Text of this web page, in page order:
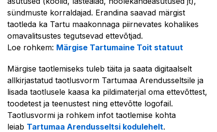
sündmuste korraldajad. Erandina saavad märgist
taotleda ka Tartu maakonnaga piirnevates kohalikes
omavalitsustes tegutsevad ettevõtjad.
Loe rohkem: Märgise Tartumaine Toit statuut
Märgise taotlemiseks tuleb täita ja saata digitaalselt
allkirjastatud taotlusvorm Tartumaa Arendusseltsile ja
lisada taotlusele kaasa ka pildimaterjal oma ettevõttest,
toodetest ja teenustest ning ettevõtte logofail.
Taotlusvormi ja rohkem infot taotlemise kohta
leiab Tartumaa Arendusseltsi kodulehelt.